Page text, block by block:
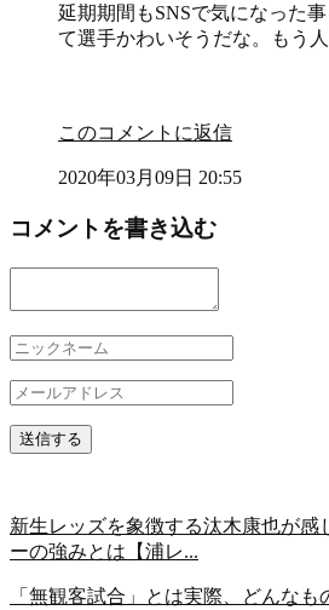
延期期間もSNSで気になった
て選手かわいそうだな。もう人
このコメントに返信
2020年03月09日 20:55
コメントを書き込む
新生レッズを象徴する汰木康也が感
ーの強みとは【浦レ...
「無観客試合」とは実際、どんなも